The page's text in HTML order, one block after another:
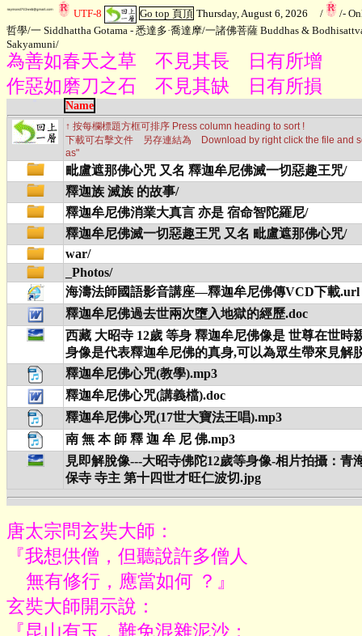
UTF-8 Go top 頁頂 Thursday, August 6, 2026 / /-
哲學/一 Siddhattha Gotama - 悉達多·喬達摩/一諸佛菩薩 Buddhas &
Sakyamuni/
為善如春天之草 不見其長 日有所增
作惡如磨刀之石 不見其缺 日有所損
Name
↑ 按每欄標題方框可排序 Press column heading to sort !
下載可右擊文件 另存連結為 Download by right click the file and
as"
毗盧遮那佛心咒 又名 釋迦牟尼佛滅一切惡趣王咒/
釋迦族 滅族 的故事/
釋迦牟尼佛消業大真言 亦是 宿命智陀羅尼/
釋迦牟尼佛滅一切惡趣王咒 又名 毗盧遮那佛心咒/
war/
_Photos/
海濤法師國語影音講座—釋迦牟尼佛傳VCD下載.url
釋迦牟尼佛過去世兩次墮入地獄的經歷.doc
西藏 大昭寺 12歲 等身 釋迦牟尼佛像是 世尊在世時
身像是代表釋迦牟尼佛的真身,可以為眾生帶來見解
釋迦牟尼佛心咒(教學).mp3
釋迦牟尼佛心咒(講義檔).doc
釋迦牟尼佛心咒(17世大寶法王唱).mp3
南 無 本 師 釋 迦 牟 尼 佛.mp3
見即解脫像---大昭寺佛陀12歲等身像-相片拍攝：青
保寺 寺主 第十四世才旺仁波切.jpg
唐太宗問玄奘大師：
『我想供僧，但聽說許多僧人
玄奘大師開示說：
『昆山有玉，難免混雜泥沙；